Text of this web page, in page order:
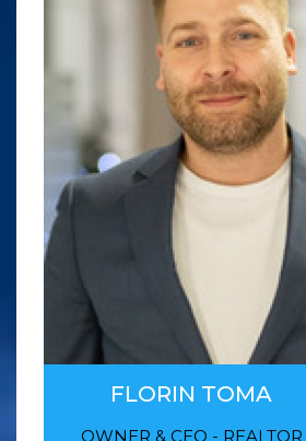
FLORIN TOMA
OWNER & CEO - REALTOR